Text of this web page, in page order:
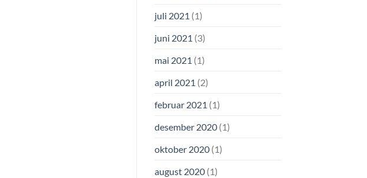
juli 2021 (1)
juni 2021 (3)
mai 2021 (1)
april 2021 (2)
februar 2021 (1)
desember 2020(1)
oktober 2020(1)
august 2020(1)